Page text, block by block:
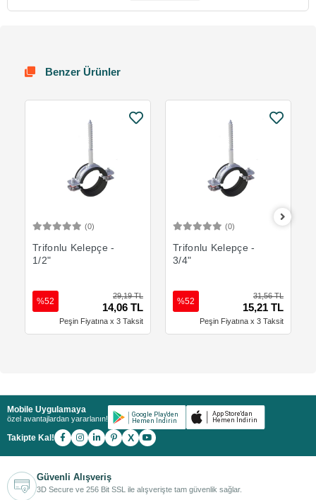
Benzer Ürünler
(0)
Trifonlu Kelepçe -
1/2"
29,19 TL
14,06 TL
%52
Peşin Fiyatına x 3 Taksit
(0)
Trifonlu Kelepçe -
3/4"
31,56 TL
15,21 TL
%52
Peşin Fiyatına x 3 Taksit
Mobile Uygulamaya
özel avantajlardan yararlanın!
Takipte Kal! X
Güvenli Alışveriş
3D Secure ve 256 Bit SSL ile alışverişte tam güvenlik sağlar.